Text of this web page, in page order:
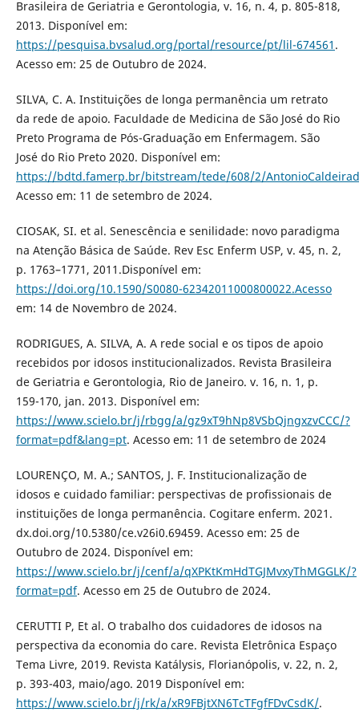
Brasileira de Geriatria e Gerontologia, v. 16, n. 4, p. 805-818,
2013. Disponível em:
https://pesquisa.bvsalud.org/portal/resource/pt/lil-674561 .
Acesso em: 25 de Outubro de 2024.
SILVA, C. A. Instituições de longa permanência um retrato
da rede de apoio. Faculdade de Medicina de São José do Rio
Preto Programa de Pós-Graduação em Enfermagem. São
José do Rio Preto 2020. Disponível em:
https://bdtd.famerp.br/bitstream/tede/608/2/
Acesso em: 11 de setembro de 2024.
CIOSAK, SI. et al. Senescência e senilidade: novo paradigma
na Atenção Básica de Saúde. Rev Esc Enferm USP, v. 45, n. 2,
p. 1763–1771, 2011.Disponível em:
https://doi.org/10.1590/S0080-62342011000800022.Acesso
em: 14 de Novembro de 2024.
RODRIGUES, A. SILVA, A. A rede social e os tipos de apoio
recebidos por idosos institucionalizados. Revista Brasileira
de Geriatria e Gerontologia, Rio de Janeiro. v. 16, n. 1, p.
159-170, jan. 2013. Disponível em:
https://www.scielo.br/j/rbgg/a/gz9xT9hNp8VSbQjngxzvCCC/?
format=pdf&lang=pt. Acesso em: 11 de setembro de 2024
LOURENÇO, M. A.; SANTOS, J. F. Institucionalização de
idosos e cuidado familiar: perspectivas de profissionais de
instituições de longa permanência. Cogitare enferm. 2021.
dx.doi.org/10.5380/ce.v26i0.69459. Acesso em: 25 de
Outubro de 2024. Disponível em:
https://www.scielo.br/j/cenf/a/qXPKtKmHdTGJMvxyThMGGLK/?
format=pdf. Acesso em 25 de Outubro de 2024.
CERUTTI P, Et al. O trabalho dos cuidadores de idosos na
perspectiva da economia do care. Revista Eletrônica Espaço
Tema Livre, 2019. Revista Katálysis, Florianópolis, v. 22, n. 2,
p. 393-403, maio/ago. 2019 Disponível em:
https://www.scielo.br/j/rk/a/xR9FBjtXN6TcTFgfFDvCsdK/.